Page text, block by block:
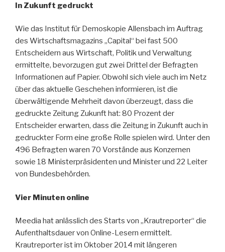
In Zukunft gedruckt
Wie das Institut für Demoskopie Allensbach im Auftrag
des Wirtschaftsmagazins „Capital“ bei fast 500
Entscheidern aus Wirtschaft, Politik und Verwaltung
ermittelte, bevorzugen gut zwei Drittel der Befragten
Informationen auf Papier. Obwohl sich viele auch im Netz
über das aktuelle Geschehen informieren, ist die
überwältigende Mehrheit davon überzeugt, dass die
gedruckte Zeitung Zukunft hat: 80 Prozent der
Entscheider erwarten, dass die Zeitung in Zukunft auch in
gedruckter Form eine große Rolle spielen wird. Unter den
496 Befragten waren 70 Vorstände aus Konzernen
sowie 18 Ministerpräsidenten und Minister und 22 Leiter
von Bundesbehörden.
Vier Minuten online
Meedia hat anlässlich des Starts von „Krautreporter“ die
Aufenthaltsdauer von Online-Lesern ermittelt.
Krautreporter ist im Oktober 2014 mit längeren